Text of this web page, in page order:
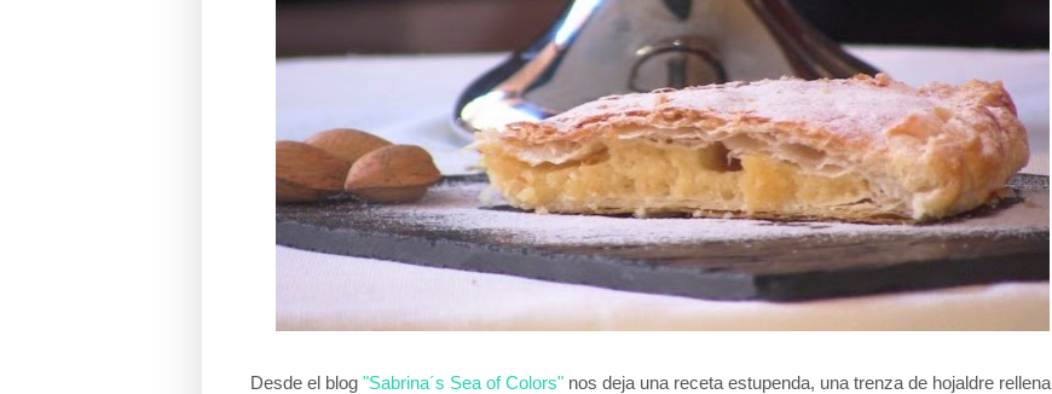
Desde el blog "Sabrina´s Sea of Colors" nos deja una receta estupenda, una trenza de hojaldre rellena